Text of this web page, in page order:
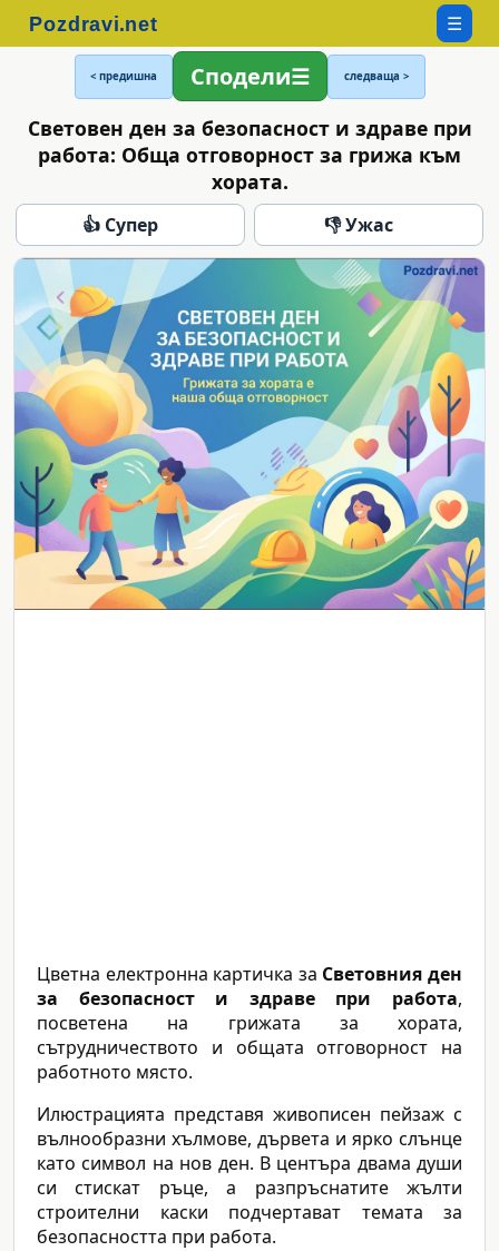
☰
< предишна Сподели следваща >
Световен ден за безопасност и здраве при
работа: Обща отговорност за грижа към
хората.
👍 Супер 👎 Ужас
Цветна електронна картичка за Световния ден
за безопасност и здраве при работа,
посветена на грижата за хората,
сътрудничеството и общата отговорност на
работното място.
Илюстрацията представя живописен пейзаж с
вълнообразни хълмове, дървета и ярко слънце
като символ на нов ден. В центъра двама души
си стискат ръце, а разпръснатите жълти
строителни каски подчертават темата за
безопасността при работа.